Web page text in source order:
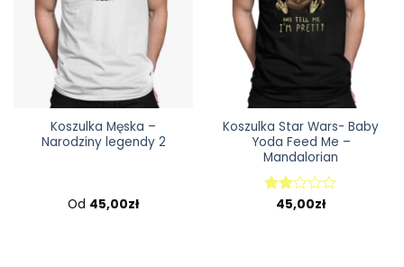
Koszulka Męska –
Narodziny legendy 2
Od 45,00zł
Koszulka Star Wars- Baby
Yoda Feed Me –
Mandalorian
Oceniono
45,00zł